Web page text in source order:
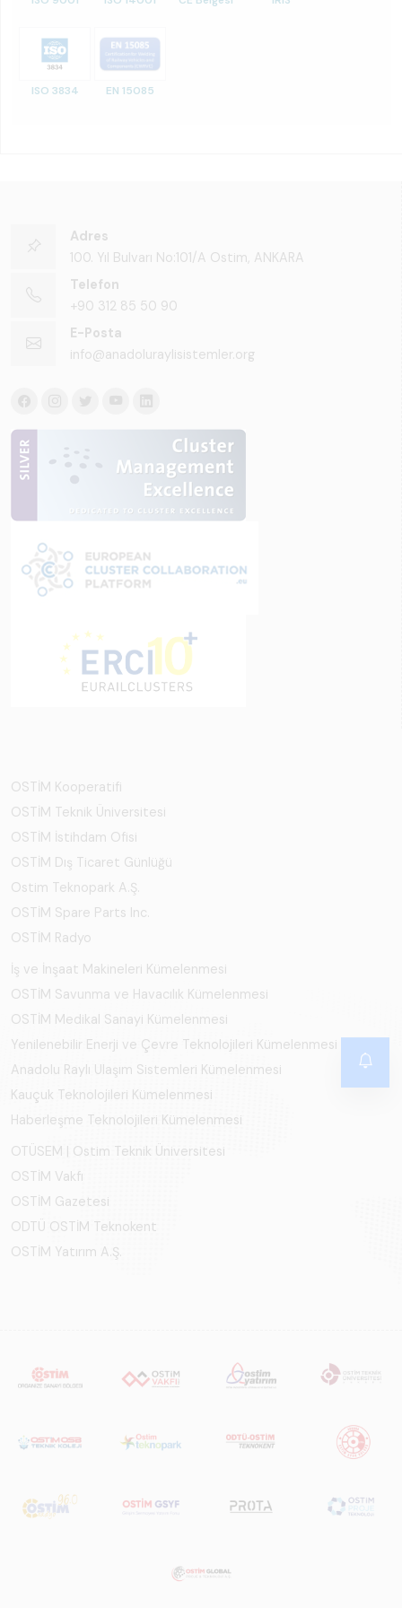
ISO 3834 EN 15085
Adres
100. Yıl Bulvarı No:101/A Ostim, ANKARA
Telefon
+90 312 85 50 90
E-Posta
info@anadoluraylisistemler.org
OSTİM Kooperatifi
OSTİM Teknik Üniversitesi
OSTİM İstihdam Ofisi
OSTİM Dış Ticaret Günlüğü
Ostim Teknopark A.Ş.
OSTİM Spare Parts Inc.
OSTİM Radyo
İş ve İnşaat Makineleri Kümelenmesi
OSTİM Savunma ve Havacılık Kümelenmesi
OSTİM Medikal Sanayi Kümelenmesi
Yenilenebilir Enerji ve Çevre Teknolojileri Kümelenmesi
Anadolu Raylı Ulaşım Sistemleri Kümelenmesi
Kauçuk Teknolojileri Kümelenmesi
Haberleşme Teknolojileri Kümelenmesi
OTÜSEM | Ostim Teknik Üniversitesi
OSTİM Vakfı
OSTİM Gazetesi
ODTÜ OSTİM Teknokent
OSTİM Yatırım A.Ş.